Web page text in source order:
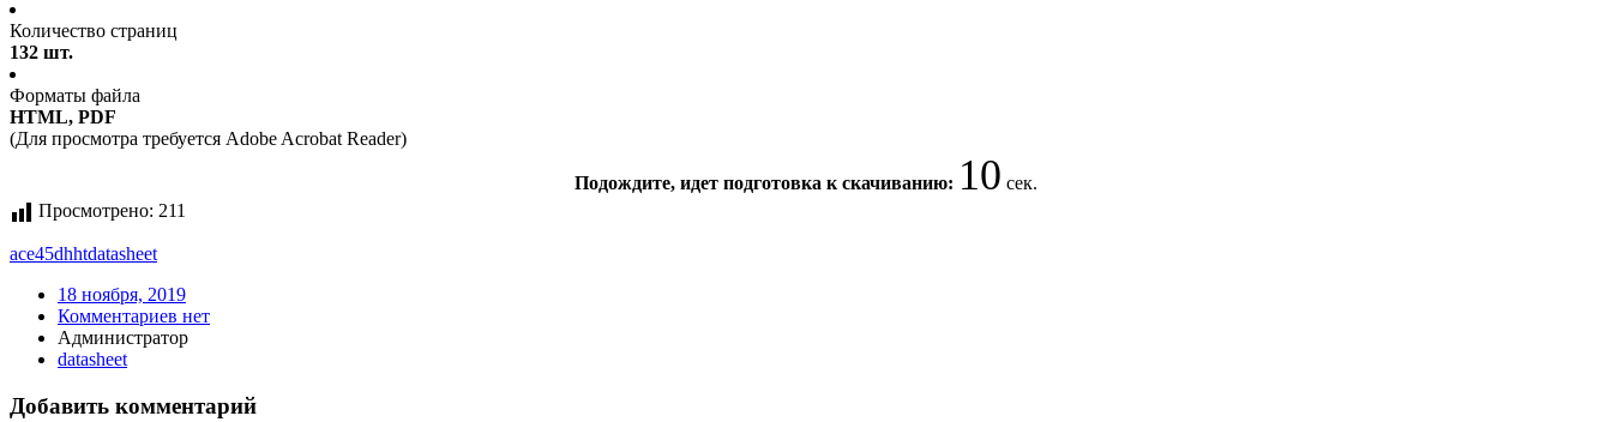
Количество страниц
132 шт.
Форматы файла
HTML, PDF
(Для просмотра требуется Adobe Acrobat Reader)
Подождите, идет подготовка к скачиванию:9сек.
Просмотрено: 211
ace45dhhtdatasheet
18 ноября, 2019
Комментариев нет
Администратор
datasheet
Добавить комментарий